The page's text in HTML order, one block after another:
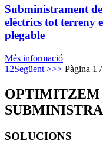
Subministrament
elèctrics tot terreny
plegable
Més informació
1 2Següent >>> Pàgina 1
OPTIMITZEM
SOLUCIONS